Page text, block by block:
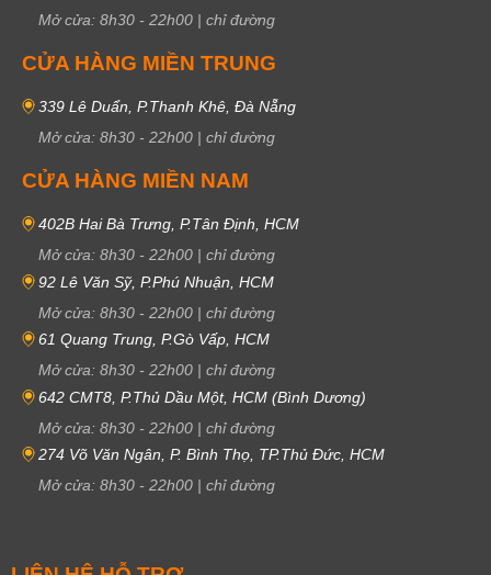
Mở cửa: 8h30 - 22h00 | chỉ đường
CỬA HÀNG MIỀN TRUNG
339 Lê Duẩn, P.Thanh Khê, Đà Nẵng
Mở cửa: 8h30 - 22h00 | chỉ đường
CỬA HÀNG MIỀN NAM
402B Hai Bà Trưng, P.Tân Định, HCM
Mở cửa: 8h30 - 22h00 | chỉ đường
92 Lê Văn Sỹ, P.Phú Nhuận, HCM
Mở cửa: 8h30 - 22h00 | chỉ đường
61 Quang Trung, P.Gò Vấp, HCM
Mở cửa: 8h30 - 22h00 | chỉ đường
642 CMT8, P.Thủ Dầu Một, HCM (Bình Dương)
Mở cửa: 8h30 - 22h00 | chỉ đường
274 Võ Văn Ngân, P. Bình Thọ, TP.Thủ Đức, HCM
Mở cửa: 8h30 - 22h00 | chỉ đường